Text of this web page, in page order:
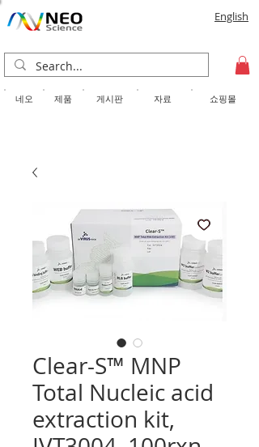
English
​네오 제품 게시판 자료 쇼핑몰
Clear-S™ MNP
Total Nucleic acid
extraction kit,